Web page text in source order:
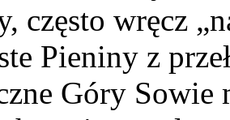
często wręcz
Pieniny z
Góry Sowie